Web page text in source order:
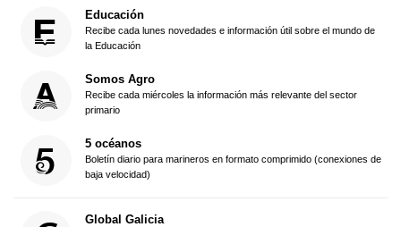
Educación
Recibe cada lunes novedades e información útil sobre el mundo de
la Educación
Somos Agro
Recibe cada miércoles la información más relevante del sector
primario
5 océanos
Boletín diario para marineros en formato comprimido (conexiones de
baja velocidad)
Global Galicia